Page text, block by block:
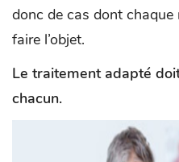
donc de cas dont
faire l’objet.
Le traitement adapté
chacun.